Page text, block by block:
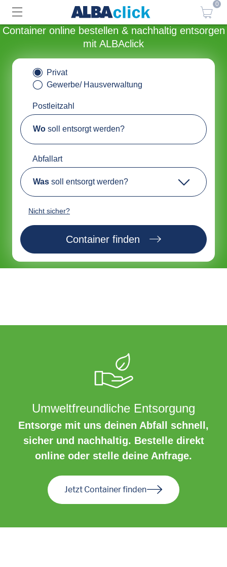
0
Container online bestellen & nachhaltig entsorgen
mit ALBAclick
Privat
Gewerbe/ Hausverwaltung
Postleitzahl
Wo soll entsorgt werden?
Abfallart
Was soll entsorgt werden?
Nicht sicher?
Container finden
Umweltfreundliche Entsorgung
Entsorge mit uns deinen Abfall schnell,
sicher und nachhaltig. Bestelle direkt
online oder stelle deine Anfrage.
Jetzt Container finden